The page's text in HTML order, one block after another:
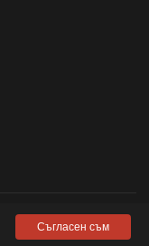
данните.Съгласен съм